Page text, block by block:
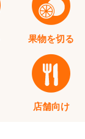
果物を切る
店舗向け